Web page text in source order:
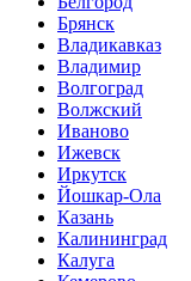
Брянск
Владикавказ
Владимир
Волгоград
Волжский
Иваново
Ижевск
Иркутск
Йошкар-Ола
Казань
Калининград
Калуга